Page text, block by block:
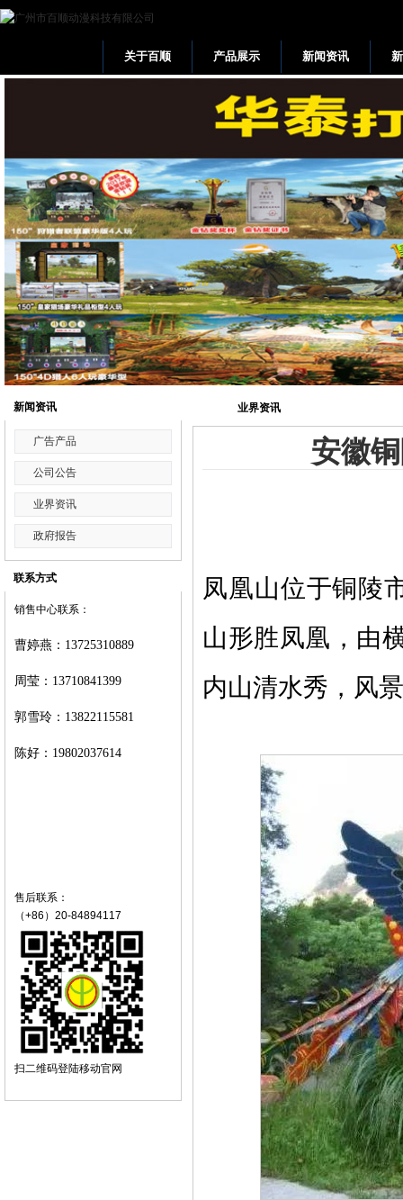
网站首页
关于百顺 产品展示 新闻资讯
新闻资讯
广告产品
公司公告
业界资讯
政府报告
联系方式
销售中心联系：
曹婷燕 ： 13725310889
周莹： 13710841399
郭雪玲： 13822115581
陈好： 19802037614
售后联系：
（+86）20-84894117
扫二维码登陆移动官网
业界资讯
安徽
凤凰山位于铜陵
山形胜凤凰，由
内山清水秀，风